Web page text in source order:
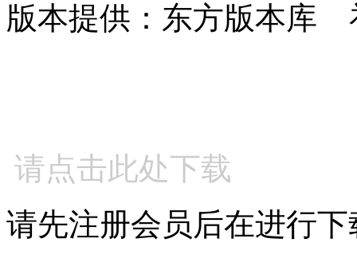
版本提供：东方版本库
请点击此处下载
请先注册会员后在进行下